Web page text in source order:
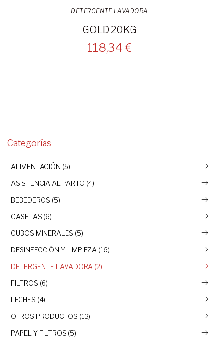
DETERGENTE LAVADORA
GOLD 20KG
118,34 €
Categorías
ALIMENTACIÓN (5)
ASISTENCIA AL PARTO (4)
BEBEDEROS (5)
CASETAS (6)
CUBOS MINERALES (5)
DESINFECCIÓN Y LIMPIEZA (16)
DETERGENTE LAVADORA (2)
FILTROS (6)
LECHES (4)
OTROS PRODUCTOS (13)
PAPEL Y FILTROS (5)